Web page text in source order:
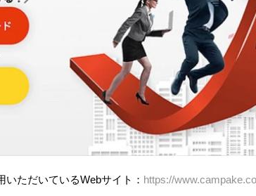
いただいているWebサイト： https://